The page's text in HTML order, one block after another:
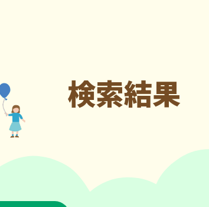
検索結果